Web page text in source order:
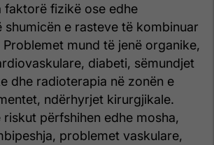
faktorë fizikë ose edhe
shumicën e rasteve të kombinuar
mund të jenë organike,
diabeti, sëmundjet
dhe radioterapia në zonën e
ndërhyrjet kirurgjikale.
përfshihen edhe mosha,
problemet vaskulare,